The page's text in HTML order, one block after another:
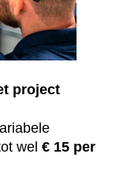
project
wel € 15 per